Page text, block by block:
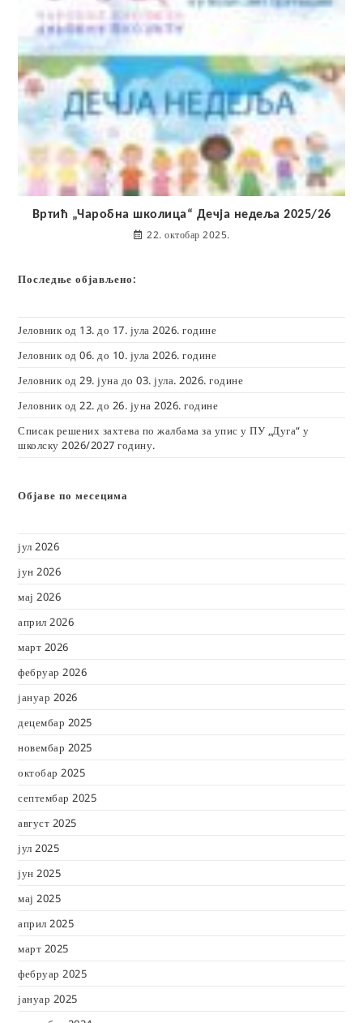
Вртић „Чаробна школица“ Дечја недеља 2025/26
22. октобар 2025.
Последње објављено:
Јеловник од 13. до 17. јула 2026. године
Јеловник од 06. до 10. јула 2026. године
Јеловник од 29. јуна до 03. јула. 2026. године
Јеловник од 22. до 26. јуна 2026. године
Списак решених захтева по жалбама за упис у ПУ „Дуга“ у
школску 2026/2027 годину.
Објаве по месецима
јул 2026
јун 2026
мај 2026
април 2026
март 2026
фебруар 2026
јануар 2026
децембар 2025
новембар 2025
октобар 2025
септембар 2025
август 2025
јул 2025
јун 2025
мај 2025
април 2025
март 2025
фебруар 2025
јануар 2025